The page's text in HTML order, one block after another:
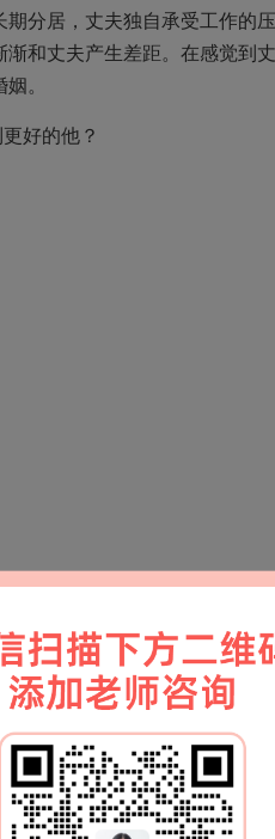
分居，丈夫独自承受工作的
和丈夫产生差距。在感觉到
。
实。爱美、自恋、自我感觉良
刚开始由于两人终于团聚，
，或晚上回来很晚。经过几